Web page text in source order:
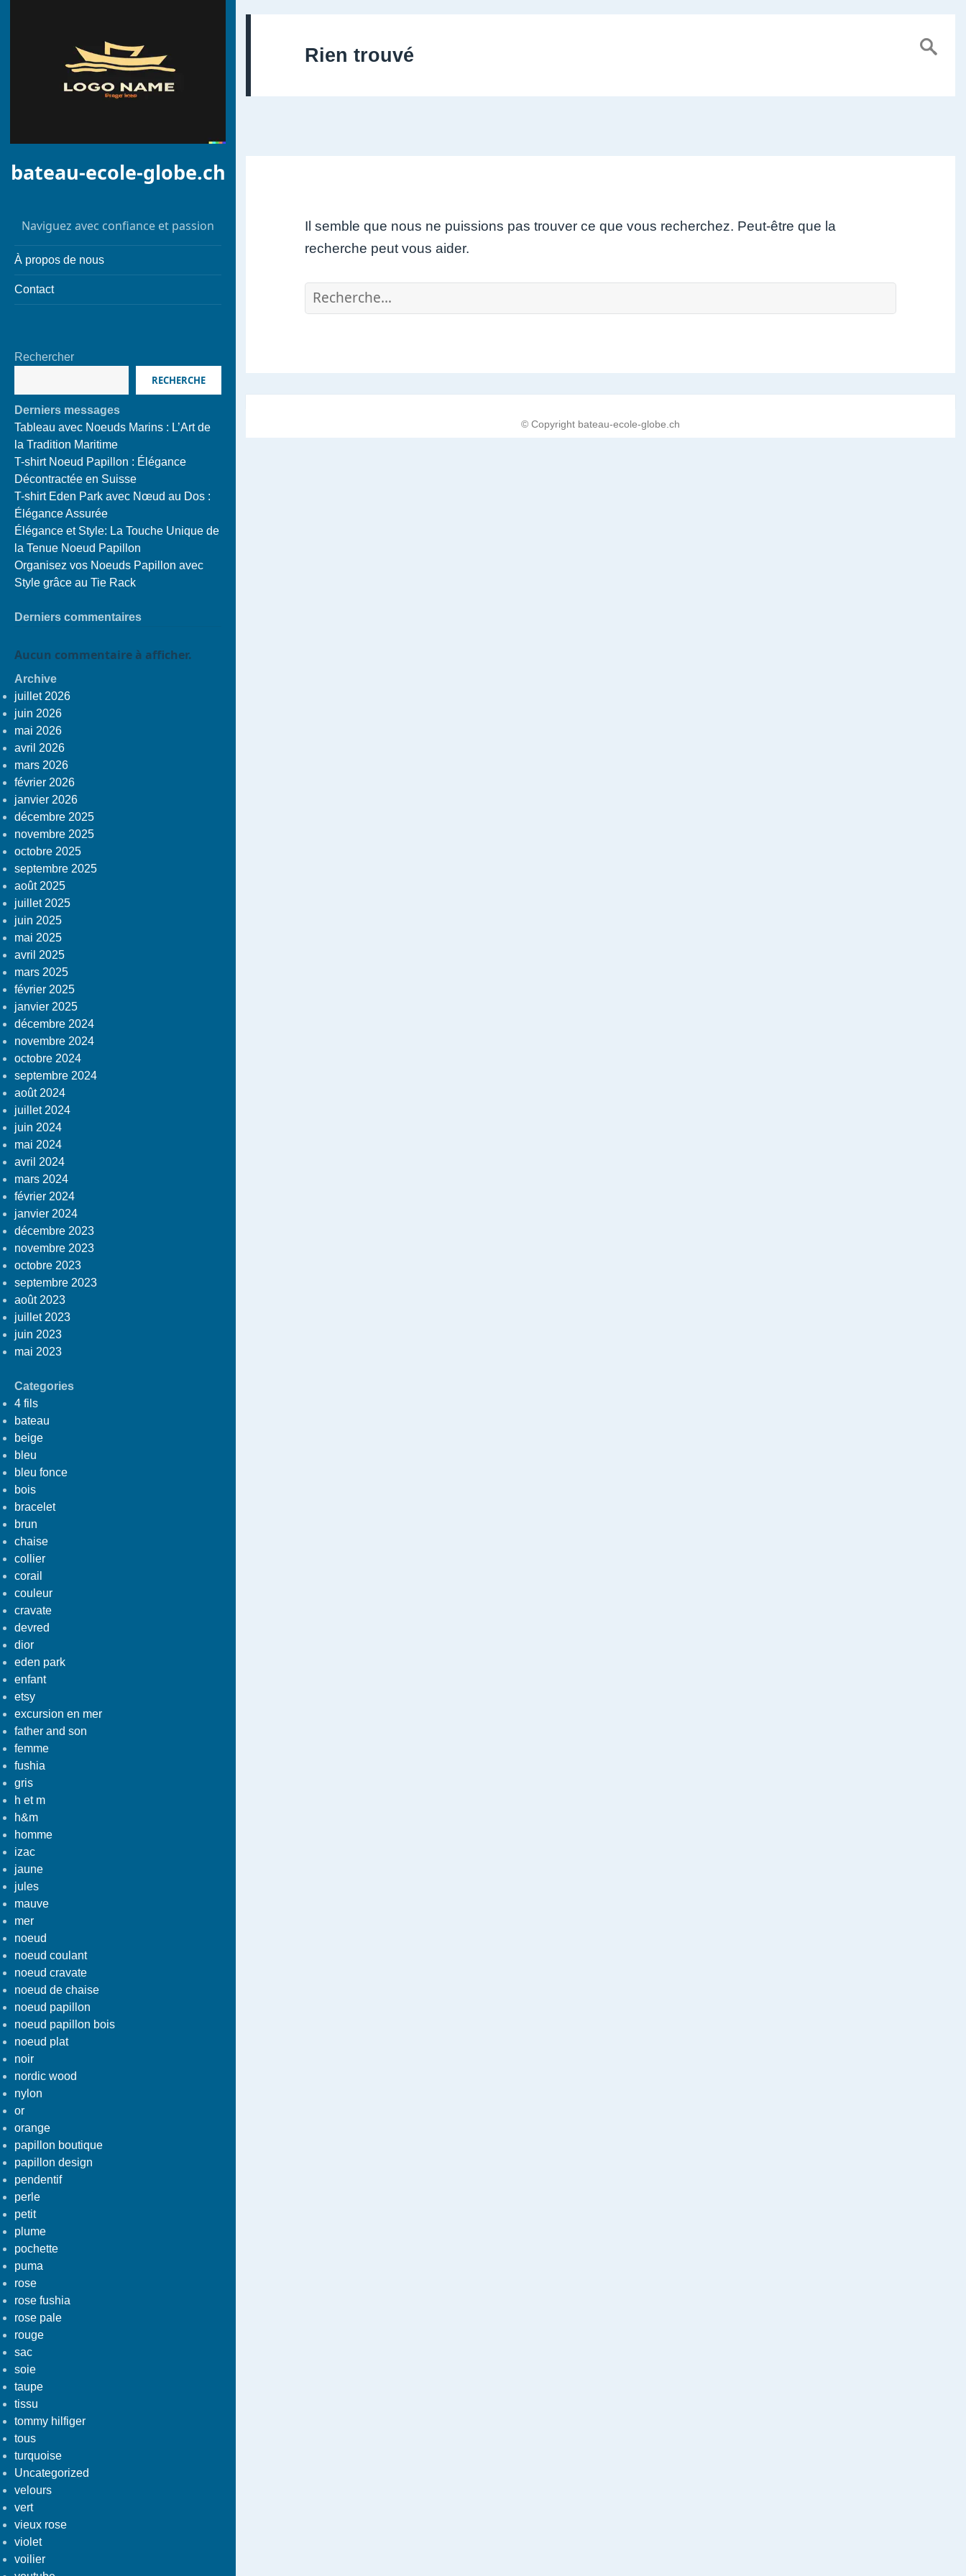
bateau-ecole-globe.ch
Naviguez avec confiance et passion
À propos de nous
Contact
Rechercher
RECHERCHE
Derniers messages
Tableau avec Noeuds Marins : L’Art de
la Tradition Maritime
T-shirt Noeud Papillon : Élégance
Décontractée en Suisse
T-shirt Eden Park avec Nœud au Dos :
Élégance Assurée
Élégance et Style: La Touche Unique de
la Tenue Noeud Papillon
Organisez vos Noeuds Papillon avec
Style grâce au Tie Rack
Derniers commentaires
Aucun commentaire à afficher.
Archive
juillet 2026
juin 2026
mai 2026
avril 2026
mars 2026
février 2026
janvier 2026
décembre 2025
novembre 2025
octobre 2025
septembre 2025
août 2025
juillet 2025
juin 2025
mai 2025
avril 2025
mars 2025
février 2025
janvier 2025
décembre 2024
novembre 2024
octobre 2024
septembre 2024
août 2024
juillet 2024
juin 2024
mai 2024
avril 2024
mars 2024
février 2024
janvier 2024
décembre 2023
novembre 2023
octobre 2023
septembre 2023
août 2023
juillet 2023
juin 2023
mai 2023
Categories
4 fils
bateau
beige
bleu
bleu fonce
bois
bracelet
brun
chaise
collier
corail
couleur
cravate
devred
dior
eden park
enfant
etsy
excursion en mer
father and son
femme
fushia
gris
h et m
h&m
homme
izac
jaune
jules
mauve
mer
noeud
noeud coulant
noeud cravate
noeud de chaise
noeud papillon
noeud papillon bois
noeud plat
noir
nordic wood
nylon
or
orange
papillon boutique
papillon design
pendentif
perle
petit
plume
pochette
puma
rose
rose fushia
rose pale
rouge
sac
soie
taupe
tissu
tommy hilfiger
tous
turquoise
Uncategorized
velours
vert
vieux rose
violet
voilier
Rien trouvé
Il semble que nous ne puissions pas trouver ce que vous recherchez. Peut-être que la
recherche peut vous aider.
Rechercher :
© Copyright bateau-ecole-globe.ch